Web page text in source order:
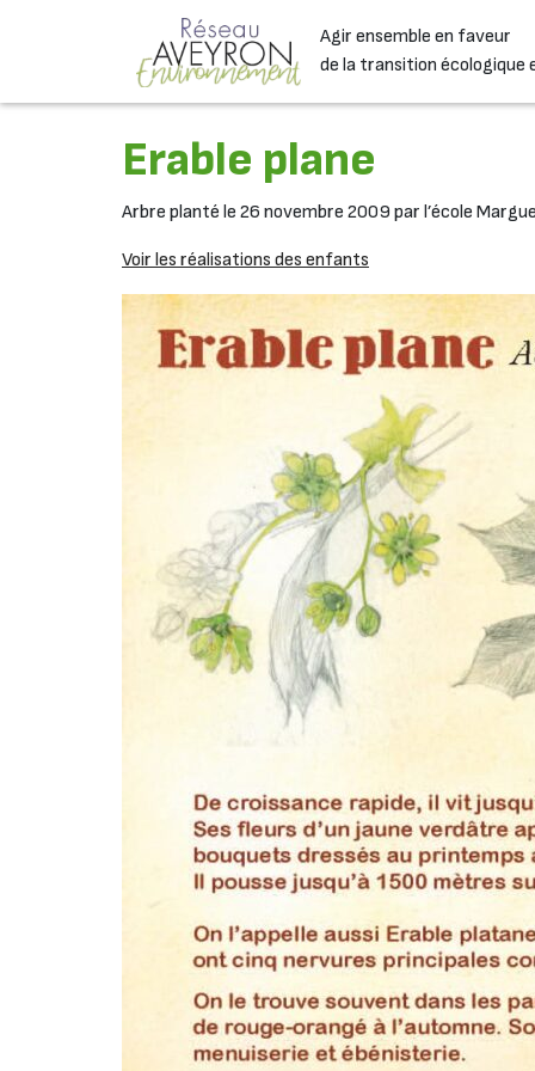
Navigation principale
Agir ensemble en faveur
de la transition écologique
Erable plane
Arbre planté le 26 novembre 2009 par l’école
Voir les réalisations des enfants